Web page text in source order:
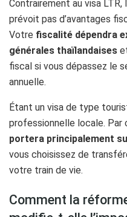
Contrairement au visa
prévoit pas d’avantages
Votre fiscalité dépendra
générales thaïlandaises
fiscal si vous dépassez le
annuelle.
Étant un visa de type
professionnelle locale. Par
portera principalement
vous choisissez de
votre train de vie.
Comment la